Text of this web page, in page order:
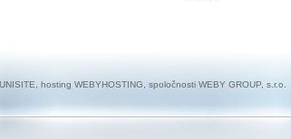
UNISITE , hosting WEBYHOSTING , spoločnosti WEBY GROUP, s.r.o.